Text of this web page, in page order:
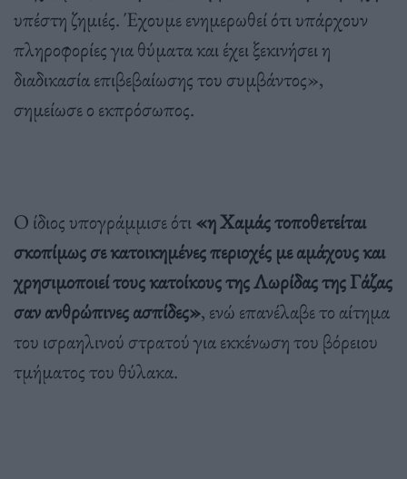
υπέστη ζημιές. Έχουμε ενημερωθεί ότι υπάρχουν
πληροφορίες για θύματα και έχει ξεκινήσει η
διαδικασία επιβεβαίωσης του συμβάντος»,
σημείωσε ο εκπρόσωπος.
Ο ίδιος υπογράμμισε ότι«η Χαμάς τοποθετείται
σκοπίμως σε κατοικημένες περιοχές με αμάχους και
χρησιμοποιεί τους κατοίκους της Λωρίδας της Γάζας
σαν ανθρώπινες ασπίδες», ενώ επανέλαβε το αίτημα
του ισραηλινού στρατού για εκκένωση του βόρειου
τμήματος του θύλακα.